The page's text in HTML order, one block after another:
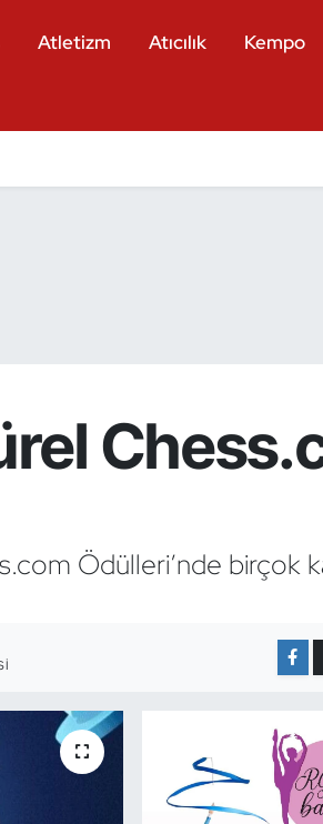
Atletizm Atıcılık
Kempo
Ödülleri’nde birçok